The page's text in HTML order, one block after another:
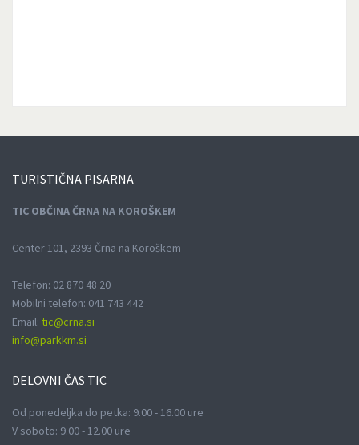
TURISTIČNA PISARNA
TIC OBČINA ČRNA NA KOROŠKEM
Center 101, 2393 Črna na Koroškem
Telefon: 02 870 48 20
Mobilni telefon: 041 743 442
Email: tic@crna.si
info@parkkm.si
DELOVNI ČAS TIC
Od ponedeljka do petka: 9.00 - 16.00 ure
V soboto: 9.00 - 12.00 ure